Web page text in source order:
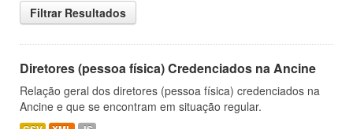
Filtrar Resultados
Diretores (pessoa física) Credenciados na Ancine
Relação geral dos diretores (pessoa física) credenciados na
Ancine e que se encontram em situação regular.